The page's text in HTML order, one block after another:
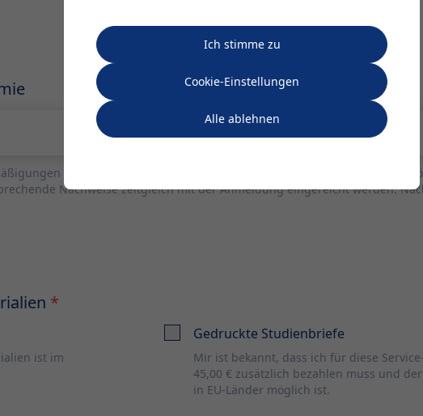
(Schwerbehinderung, Arbeitslosigkeit, Elterngeldempfänger,
Nachweise zeitgleich mit der Anmeldung eingereicht werden.
*
ist im
Gedruckte Studienbriefe
Mir ist bekannt, dass ich für diese
45,00 € zusätzlich bezahlen muss und
in EU-Länder möglich ist.
Ich stimme zu
Cookie-Einstellungen
Alle ablehnen